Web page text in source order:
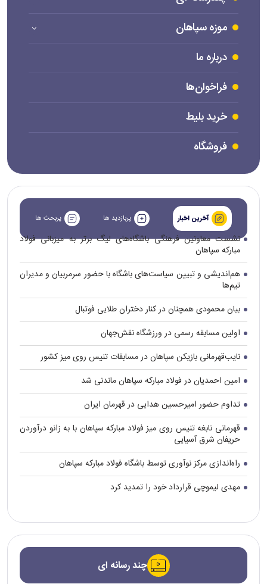
موزه سپاهان
درباره ما
فراخوان‌ها
خرید بلیط
فروشگاه
آخرین اخبار پربازدید ها پربحث ها
نشست معاونین فرهنگی باشگاه‌های لیگ برتر به میزبانی فولاد
مبارکه سپاهان
هم‌اندیشی و تبیین سیاست‌های باشگاه با حضور سرمربیان و مدیران
تیم‌ها
بیان محمودی همچنان در کنار دختران طلایی فوتبال
اولین مسابقه رسمی در ورزشگاه نقش‌جهان
نایب‌قهرمانی بازیکن سپاهان در مسابقات تنیس روی میز کشور
امین احمدیان در فولاد مبارکه سپاهان ماندنی شد
تداوم حضور امیرحسین هدایی در قهرمان ایران
قهرمانی نابغه تنیس روی میز فولاد مبارکه سپاهان با به زانو درآوردن
حریفان شرق آسیایی
راه‌اندازی مرکز نوآوری توسط باشگاه فولاد مبارکه سپاهان
مهدی لیموچی قرارداد خود را تمدید کرد
چند رسانه ای